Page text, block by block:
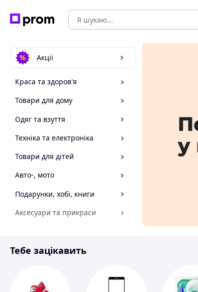
Акції
Краса та здоров'я
Товари для дому
Одяг та взуття
Техніка та електроніка
Товари для дітей
Авто-, мото
Подарунки, хобі, книги
Аксесуари та прикраси
Спорт і відпочинок
Тебе зацікавить